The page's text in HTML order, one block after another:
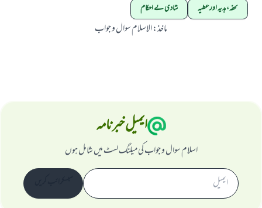
تحفہ، ہدیہ اور عطیہ شادی کے احکام
ماخذ:الاسلام سوال و جواب
ایمیل خبرنامہ
اسلام سوال و جواب کی میلنگ لسٹ میں شامل ہوں